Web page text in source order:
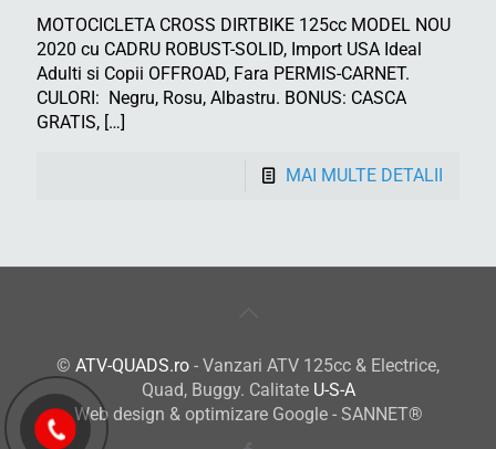
MOTOCICLETA CROSS DIRTBIKE 125cc MODEL NOU
2020 cu CADRU ROBUST-SOLID, Import USA Ideal
Adulti si Copii OFFROAD, Fara PERMIS-CARNET.
CULORI: Negru, Rosu, Albastru. BONUS: CASCA
GRATIS, […]
MAI MULTE DETALII
© ATV-QUADS.ro - Vanzari ATV 125cc & Electrice,
Quad, Buggy. Calitate U-S-A
Web design & optimizare Google - SANNET®